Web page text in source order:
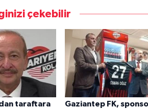
çekebilir
taraftara
Gaziantep FK,